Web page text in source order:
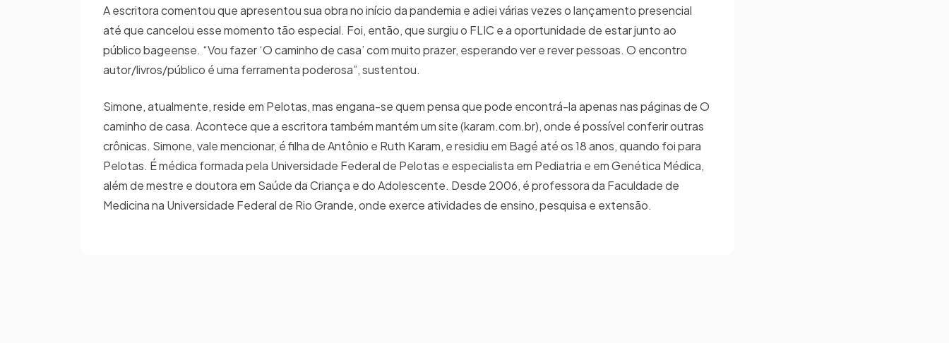
A escritora comentou que apresentou sua obra no início da pandemia e adiei várias vezes o lançamento presencial
até que cancelou esse momento tão especial. Foi, então, que surgiu o FLIC e a oportunidade de estar junto ao
público bageense. “Vou fazer ‘O caminho de casa’ com muito prazer, esperando ver e rever pessoas. O encontro
autor/livros/público é uma ferramenta poderosa”, sustentou.
Simone, atualmente, reside em Pelotas, mas engana-se quem pensa que pode encontrá-la apenas nas páginas de O
caminho de casa. Acontece que a escritora também mantém um site (karam.com.br), onde é possível conferir outras
crônicas. Simone, vale mencionar, é filha de Antônio e Ruth Karam, e residiu em Bagé até os 18 anos, quando foi para
Pelotas. É médica formada pela Universidade Federal de Pelotas e especialista em Pediatria e em Genética Médica,
além de mestre e doutora em Saúde da Criança e do Adolescente. Desde 2006, é professora da Faculdade de
Medicina na Universidade Federal de Rio Grande, onde exerce atividades de ensino, pesquisa e extensão.